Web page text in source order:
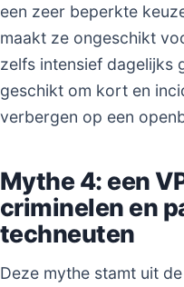
een zeer beperkte
maakt ze ongeschikt
zelfs intensief dagelijks
geschikt om kort en
verbergen op een
Mythe 4: een
criminelen en
techneuten
Deze mythe stamt uit